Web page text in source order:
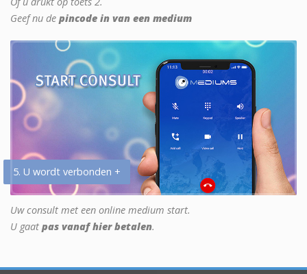
Geef nu de pincode in van een medium
5. U wordt verbonden +
Uw consult met een online medium start.
U gaat pas vanaf hier betalen.